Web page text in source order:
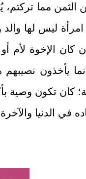
الثمن مما
امرأة ليس لها
كان الإخوة لأم
يأخذون
كان تكون وصية
في الدنيا